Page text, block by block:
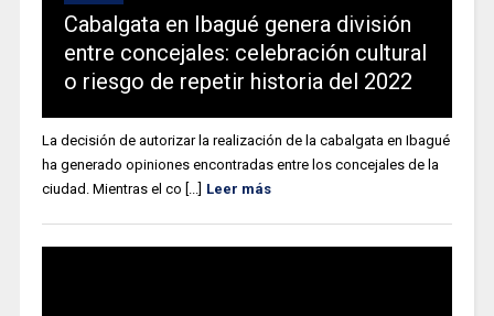
Cabalgata en Ibagué genera división
entre concejales: celebración cultural
o riesgo de repetir historia del 2022
La decisión de autorizar la realización de la cabalgata en Ibagué
ha generado opiniones encontradas entre los concejales de la
ciudad. Mientras el co [...] Leer más